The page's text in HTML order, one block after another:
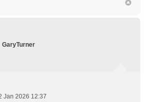
GaryTurner
Jan 2026 12:37